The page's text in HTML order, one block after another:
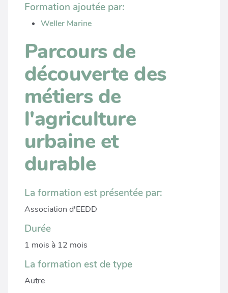
Formation ajoutée par:
Weller Marine
Parcours de
découverte des
métiers de
l'agriculture
urbaine et
durable
La formation est présentée par:
Association d'EEDD
Durée
1 mois à 12 mois
La formation est de type
Autre